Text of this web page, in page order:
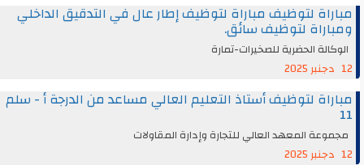
مباراة لتوظيف مباراة لتوظيف إطار عال في التدقيق الداخلي
ومباراة لتوظيف سائق.
الوكالة الحضرية للصخيرات-تمارة
12 دجنبر 2025
مباراة لتوظيف أستاذ التعليم العالي مساعد من الدرجة أ - سلم
11
مجموعة المعهد العالي للتجارة وإدارة المقاولات
12 دجنبر 2025